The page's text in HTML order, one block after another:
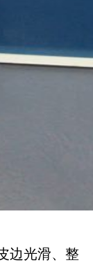
光滑、整